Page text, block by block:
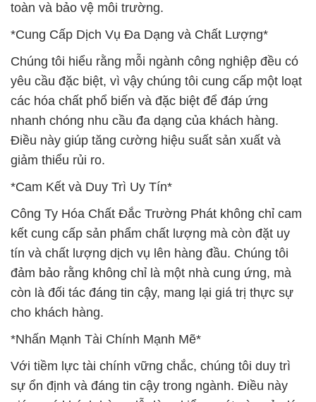
toàn và bảo vệ môi trường.
*Cung Cấp Dịch Vụ Đa Dạng và Chất Lượng*
Chúng tôi hiểu rằng mỗi ngành công nghiệp đều có
yêu cầu đặc biệt, vì vậy chúng tôi cung cấp một loạt
các hóa chất phổ biến và đặc biệt để đáp ứng
nhanh chóng nhu cầu đa dạng của khách hàng.
Điều này giúp tăng cường hiệu suất sản xuất và
giảm thiểu rủi ro.
*Cam Kết và Duy Trì Uy Tín*
Công Ty Hóa Chất Đắc Trường Phát không chỉ cam
kết cung cấp sản phẩm chất lượng mà còn đặt uy
tín và chất lượng dịch vụ lên hàng đầu. Chúng tôi
đảm bảo rằng không chỉ là một nhà cung ứng, mà
còn là đối tác đáng tin cậy, mang lại giá trị thực sự
cho khách hàng.
*Nhấn Mạnh Tài Chính Mạnh Mẽ*
Với tiềm lực tài chính vững chắc, chúng tôi duy trì
sự ổn định và đáng tin cậy trong ngành. Điều này